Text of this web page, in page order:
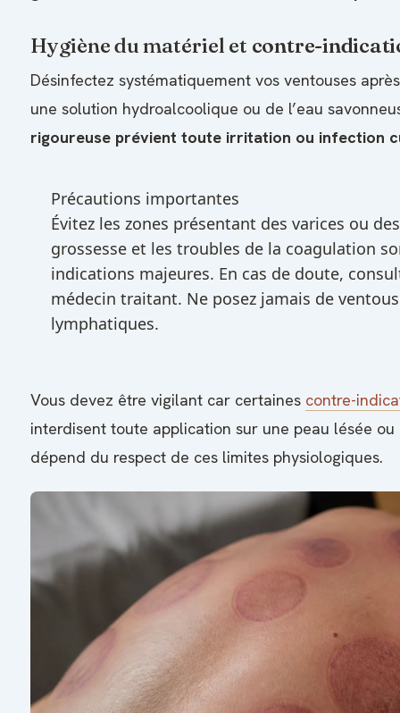
Hygiène du matériel et contre-
Désinfectez systématiquement vos ventouses
une solution hydroalcoolique ou de l’eau
rigoureuse prévient toute irritation ou infection
Précautions importantes
Évitez les zones présentant des varices ou
grossesse et les troubles de la coagulation
indications majeures. En cas de doute,
médecin traitant. Ne posez jamais de
lymphatiques.
Vous devez être vigilant car certaines contre-
interdisent toute application sur une peau lésée
dépend du respect de ces limites physiologiques.